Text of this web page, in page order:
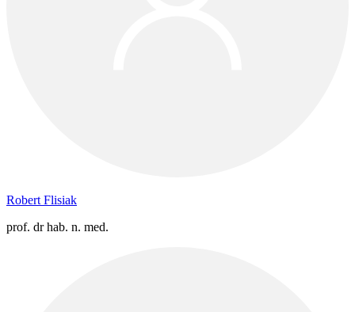
Robert Flisiak
prof. dr hab. n. med.